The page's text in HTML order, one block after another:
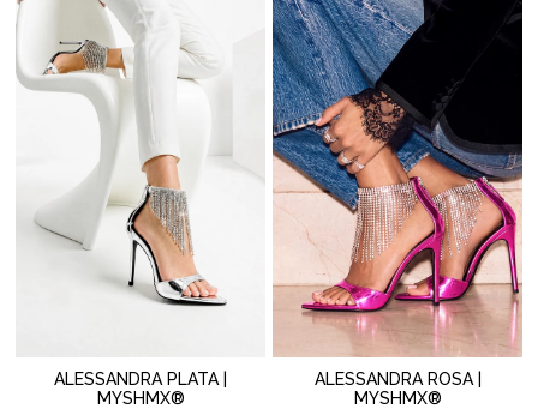
ALESSANDRA PLATA |
MYSHMX®
ALESSANDRA ROSA |
MYSHMX®